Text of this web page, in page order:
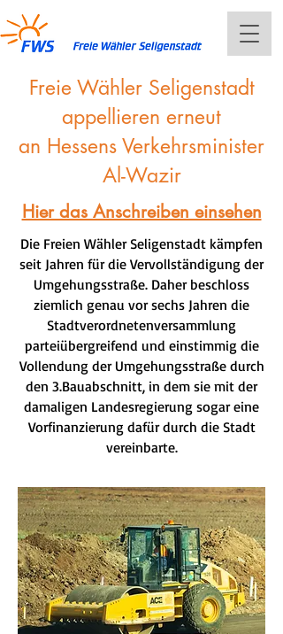
Freie Wähler Seligenstadt
appellieren erneut
an Hessens Verkehrsminister
Al-Wazir
Hier das Anschreiben einsehen
Die Freien Wähler Seligenstadt kämpfen
seit Jahren für die Vervollständigung der
Umgehungsstraße. Daher beschloss
ziemlich genau vor sechs Jahren die
Stadtverordnetenversammlung
parteiübergreifend und einstimmig die
Vollendung der Umgehungsstraße durch
den 3.Bauabschnitt, in dem sie mit der
damaligen Landesregierung sogar eine
Vorfinanzierung dafür durch die Stadt
vereinbarte.